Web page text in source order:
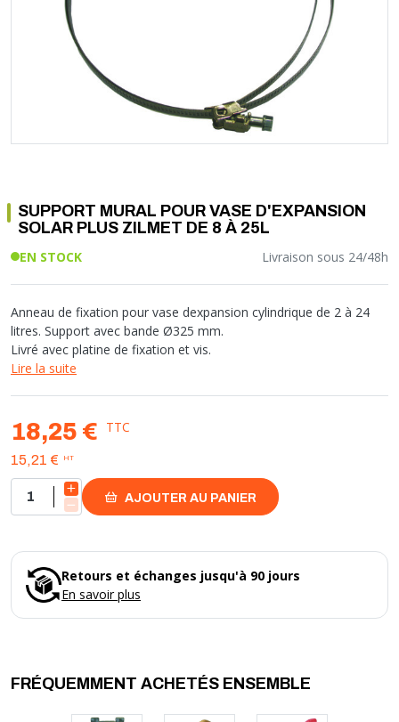
RACCORD PE (POLYÉTHYLÈNE)
RACCORD GALVA
RACCORD INOX
TUBE LAITON ET ECROU
ROBINET
FLEXIBLE
ETANCHÉITÉ RACCORDEMENT
FIXATION ET SUPPORT
RÉDUCTEUR DE PRESSION
COMPTEUR ET ACCESSOIRE
FILTRATION
Soupape différentielle
Température
Vase d'expansion
Vanne de Température
Vanne de zone
Vanne équilibrage
Vanne mélangeuse
SOLAIRE
CHAUDIÈRE
TUBAGE CHEMINÉE CHAUDIÈRE POÊLE
EQUIPEMENT INDUSTRIEL
COMMUNICATION
COLLIER ET FIXATION
CONNEXION
LAMPE ET TORCHE
PILES ET ACCUMULATEURS
BLOC DE SÉCURITÉ
SYSTÈMES DE SÉCURITÉ
VMC ET VENTILATION
TRAPPE CHATIÈRE ET HUBLOT
PLOMBERIE PER
VOTRE SOLUTION CHAUFFAGE
SUPPORT MURAL POUR VASE D'EXPANSION
SOLAR PLUS ZILMET DE 8 À 25L
EN STOCK Livraison sous 24/48h
Anneau de fixation pour vase dexpansion cylindrique de 2 à 24
litres. Support avec bande Ø325 mm.
Livré avec platine de fixation et vis.
Lire la suite
18,25 € TTC
15,21 € HT
AJOUTER AU PANIER
Retours et échanges jusqu'à 90 jours
En savoir plus
FRÉQUEMMENT ACHETÉS ENSEMBLE